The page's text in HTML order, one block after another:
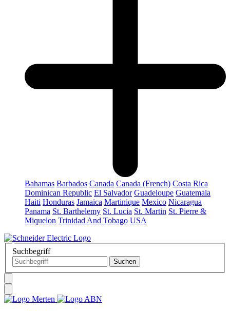
Bahamas Barbados Canada Canada (French) Costa Rica
Dominican Republic El Salvador Guadeloupe Guatemala
Haiti Honduras Jamaica Martinique Mexico Nicaragua
Panama St. Barthelemy St. Lucia St. Martin St. Pierre &
Miquelon Trinidad And Tobago USA
Suchbegriff